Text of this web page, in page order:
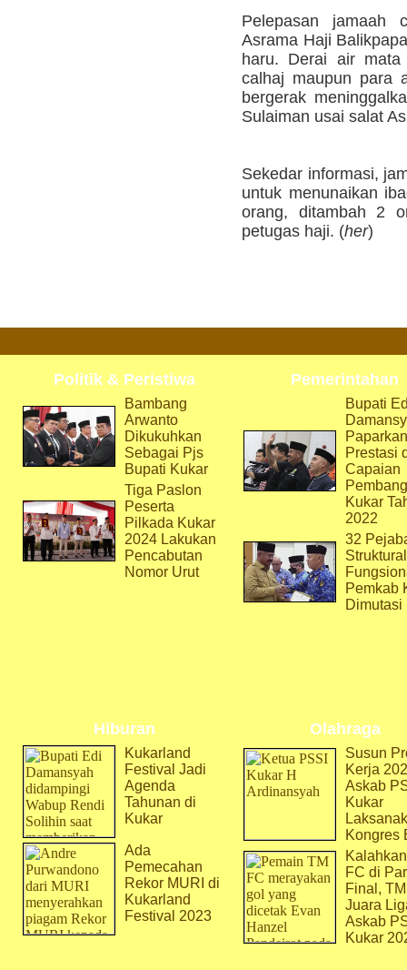
Pelepasan jamaah
Asrama Haji
haru. Derai air
calhaj maupun para
bergerak
Sulaiman usai salat
Sekedar informasi,
untuk menunaikan
orang, ditambah 2
petugas haji. (her)
Politik & Peristiwa Pemerintahan
Bambang
Arwanto
Dikukuhkan
Sebagai Pjs
Bupati Kukar
Tiga Paslon
Peserta
Pilkada Kukar
2024 Lakukan
Pencabutan
Nomor Urut
Bupati
Paparkan
Prestasi
Capaian
Kukar
2022
32
Pemkab
Dimutasi
Hiburan Olahraga
Kukarland
Festival Jadi
Agenda
Tahunan di
Kukar
Ada
Pemecahan
Rekor MURI di
Kukarland
Festival 2023
Susun
Kerja
Askab
Kukar
Kongres
FC di
Final,
Juara
Askab
Kukar